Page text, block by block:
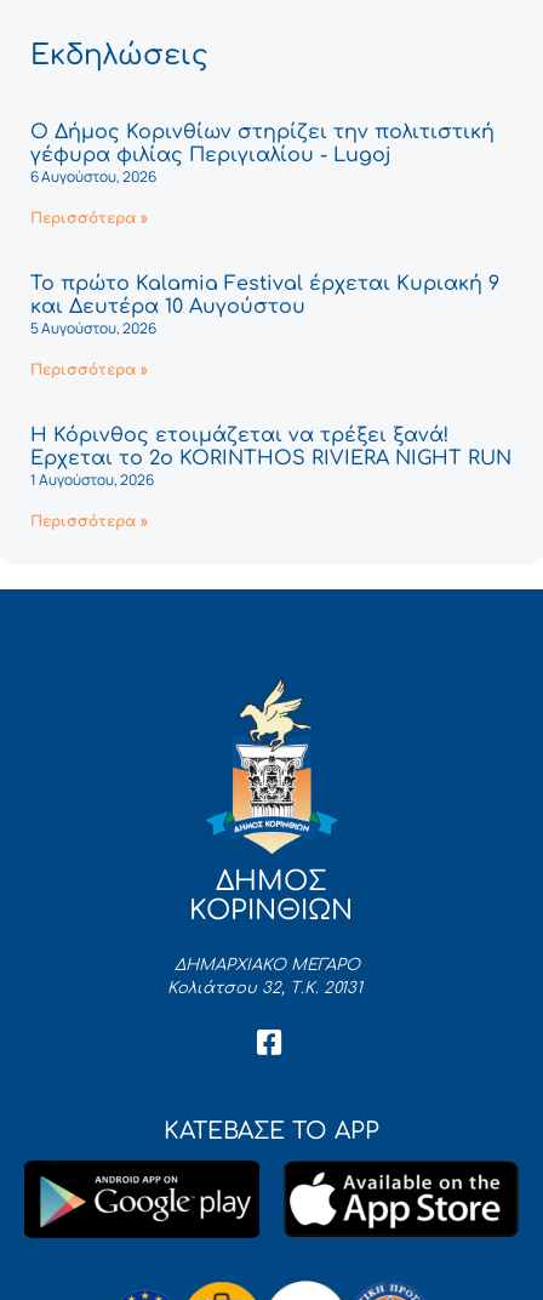
Εκδηλώσεις
Ο Δήμος Κορινθίων στηρίζει την πολιτιστική
γέφυρα φιλίας Περιγιαλίου - Lugoj
6 Αυγούστου, 2026
Περισσότερα »
Το πρώτο Kalamia Festival έρχεται Κυριακή 9
και Δευτέρα 10 Αυγούστου
5 Αυγούστου, 2026
Περισσότερα »
Η Κόρινθος ετοιμάζεται να τρέξει ξανά!
Έρχεται το 2ο KORINTHOS RIVIERA NIGHT RUN
1 Αυγούστου, 2026
Περισσότερα »
ΔΗΜΟΣ
ΚΟΡΙΝΘΙΩΝ
ΔΗΜΑΡΧΙΑΚΟ ΜΕΓΑΡΟ
Κολιάτσου 32, Τ.Κ. 20131
ΚΑΤΕΒΑΣΕ ΤΟ APP